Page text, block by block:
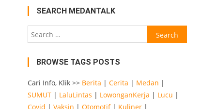
SEARCH MEDANTALK
Search
for:
BROWSE TAGS POSTS
Cari Info, Klik >> Berita | Cerita | Medan |
SUMUT| LaluLintas | LowonganKerja | Lucu |
Covid | Vaksin | Otomotif| Kuliner|